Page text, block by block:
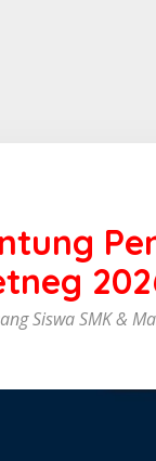
Siswa SMK &